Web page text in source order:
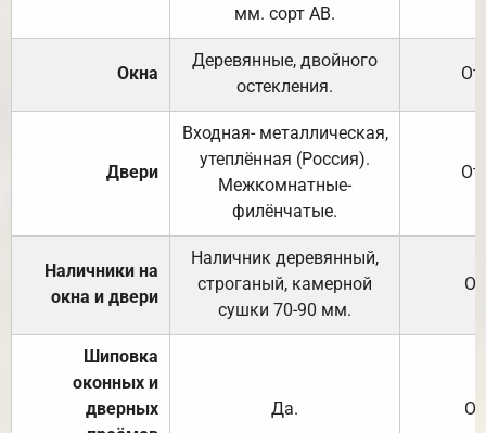
мм. сорт АВ.
Окна
Деревянные, двойного
остекления.
Двери
Входная- металлическая,
утеплённая (Россия).
Межкомнатные-
филёнчатые.
Наличники на
окна и двери
Наличник деревянный,
строганый, камерной
сушки 70-90 мм.
Шиповка
оконных и
дверных
Да.